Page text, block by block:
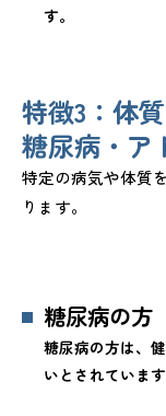
す。
特徴3：体
糖尿病・ア
特定の病気や体質
ります。
糖尿病の方
糖尿病の方は、
いとされています